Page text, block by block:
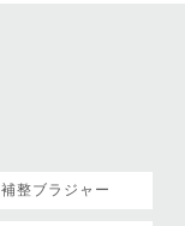
補整ブラジャー